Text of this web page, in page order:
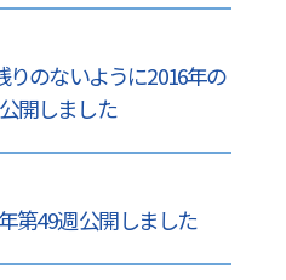
のないように2016年の
開しました
第49週 公開しました